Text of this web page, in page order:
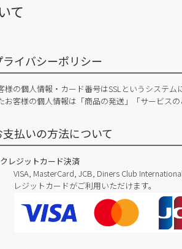
て
ライバシーポリシー
様の個人情報・カード番号はSSLというシステ
お客様の個人情報は「商品の発送」「サービス
支払いの方法について
クレジットカード決済
VISA, MasterCard, JCB, Diners Club
レジットカードがご利用いただけます。